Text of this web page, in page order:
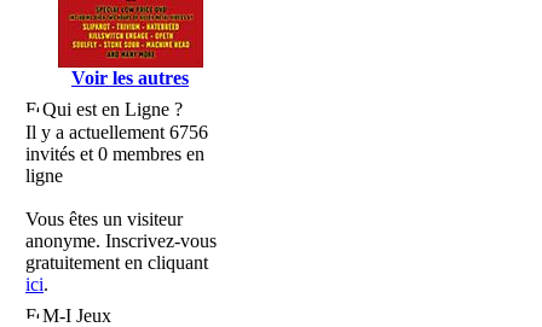
Voir les autres
Qui est en Ligne ?
Il y a actuellement 6756
invités et 0 membres en
ligne
Vous êtes un visiteur
anonyme. Inscrivez-vous
gratuitement en cliquant
ici.
M-I Jeux